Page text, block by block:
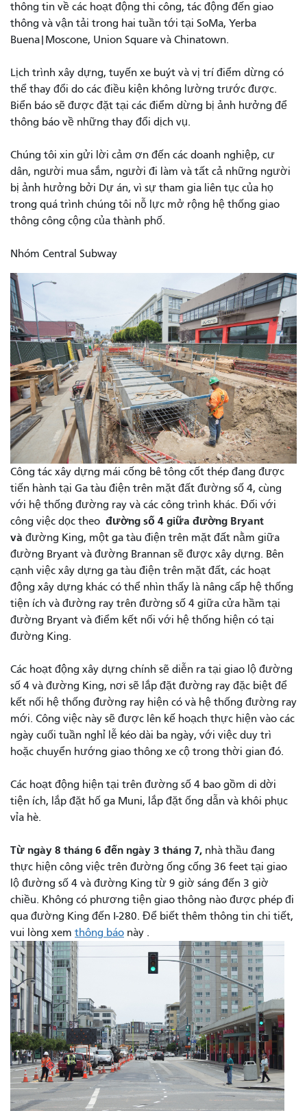
thông tin về các hoạt động thi công, tác động đến giao
thông và vận tải trong hai tuần tới tại SoMa, Yerba
Buena|Moscone, Union Square và Chinatown.
Lịch trình xây dựng, tuyến xe buýt và vị trí điểm dừng có
thể thay đổi do các điều kiện không lường trước được.
Biển báo sẽ được đặt tại các điểm dừng bị ảnh hưởng để
thông báo về những thay đổi dịch vụ.
Chúng tôi xin gửi lời cảm ơn đến các doanh nghiệp, cư
dân, người mua sắm, người đi làm và tất cả những người
bị ảnh hưởng bởi Dự án, vì sự tham gia liên tục của họ
trong quá trình chúng tôi nỗ lực mở rộng hệ thống giao
thông công cộng của thành phố.
Nhóm Central Subway
Công tác xây dựng mái cống bê tông cốt thép đang được
tiến hành tại Ga tàu điện trên mặt đất đường số 4, cùng
với hệ thống đường ray và các công trình khác. Đối với
công việc dọc theo đường số 4 giữa đường Bryant
và đường King, một ga tàu điện trên mặt đất nằm giữa
đường Bryant và đường Brannan sẽ được xây dựng. Bên
cạnh việc xây dựng ga tàu điện trên mặt đất, các hoạt
động xây dựng khác có thể nhìn thấy là nâng cấp hệ thống
tiện ích và đường ray trên đường số 4 giữa cửa hầm tại
đường Bryant và điểm kết nối với hệ thống hiện có tại
đường King.
Các hoạt động xây dựng chính sẽ diễn ra tại giao lộ đường
số 4 và đường King, nơi sẽ lắp đặt đường ray đặc biệt để
kết nối hệ thống đường ray hiện có và hệ thống đường ray
mới. Công việc này sẽ được lên kế hoạch thực hiện vào các
ngày cuối tuần nghỉ lễ kéo dài ba ngày, với việc duy trì
hoặc chuyển hướng giao thông xe cộ trong thời gian đó.
Các hoạt động hiện tại trên đường số 4 bao gồm di dời
tiện ích, lắp đặt hố ga Muni, lắp đặt ống dẫn và khôi phục
vỉa hè.
Từ ngày 8 tháng 6 đến ngày 3 tháng 7, nhà thầu đang
thực hiện công việc trên đường ống cống 36 feet tại giao
lộ đường số 4 và đường King từ 9 giờ sáng đến 3 giờ
chiều. Không có phương tiện giao thông nào được phép đi
qua đường King đến I-280. Để biết thêm thông tin chi tiết,
vui lòng xem thông báo này .